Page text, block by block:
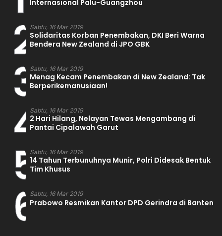
Internasional Palu-Guangzhou
2Sabtu, 16 Mar 2019
Solidaritas Korban Penembakan, DKI Beri Warna
Bendera New Zealand di JPO GBK
3Sabtu, 16 Mar 2019
Menag Kecam Penembakan di New Zealand: Tak
Berperikemanusiaan!
4Sabtu, 16 Mar 2019
2 Hari Hilang, Nelayan Tewas Mengambang di
Pantai Cipalawah Garut
5Sabtu, 16 Mar 2019
14 Tahun Terbunuhnya Munir, Polri Didesak Bentuk
Tim Khusus
6Sabtu, 16 Mar 2019
Prabowo Resmikan Kantor DPD Gerindra di Banten